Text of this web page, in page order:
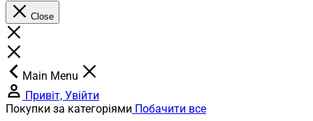
Close
Main Menu
Привіт, Увійти
Покупки за категоріями Побачити все